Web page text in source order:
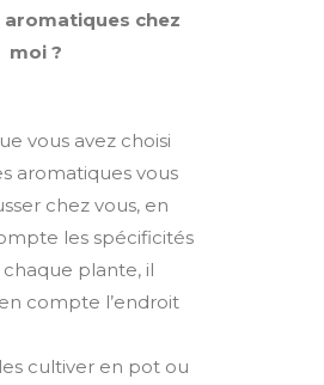
aromatiques chez
moi ?
vous avez choisi
aromatiques vous
chez vous, en
les spécificités
plante, il
compte l’endroit
cultiver en pot ou